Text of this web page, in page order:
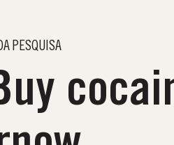
PESQUISA